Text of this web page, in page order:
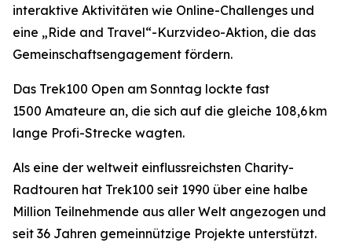
interaktive Aktivitäten wie Online-Challenges und
eine „Ride and Travel“-Kurzvideo-Aktion, die das
Gemeinschaftsengagement fördern.
Das Trek100 Open am Sonntag lockte fast
1500 Amateure an, die sich auf die gleiche 108,6 km
lange Profi-Strecke wagten.
Als eine der weltweit einflussreichsten Charity-
Radtouren hat Trek100 seit 1990 über eine halbe
Million Teilnehmende aus aller Welt angezogen und
seit 36 Jahren gemeinnützige Projekte unterstützt.